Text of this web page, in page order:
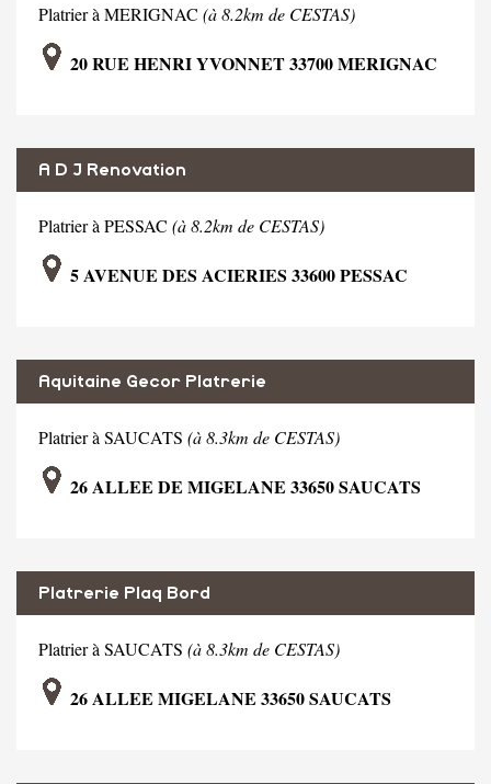
Platrier à MERIGNAC (à 8.2km de CESTAS)
20 RUE HENRI YVONNET 33700 MERIGNAC
A D J Renovation
Platrier à PESSAC (à 8.2km de CESTAS)
5 AVENUE DES ACIERIES 33600 PESSAC
Aquitaine Gecor Platrerie
Platrier à SAUCATS (à 8.3km de CESTAS)
26 ALLEE DE MIGELANE 33650 SAUCATS
Platrerie Plaq Bord
Platrier à SAUCATS (à 8.3km de CESTAS)
26 ALLEE MIGELANE 33650 SAUCATS